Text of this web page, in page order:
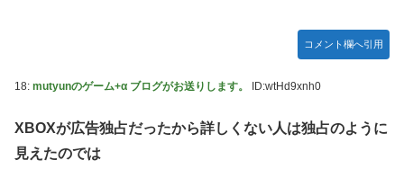
コメント欄へ引用
18: mutyunのゲーム+α ブログがお送りします。 ID:wtHd9xnh0
XBOXが広告独占だったから詳しくない人は独占のように
見えたのでは